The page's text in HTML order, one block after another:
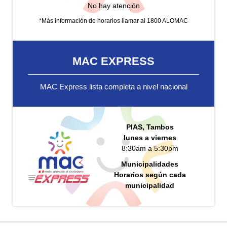
No hay atención
*Más información de horarios llamar al 1800 ALOMAC
MAC EXPRESS
MAC Express lista completa a nivel nacional
PIAS, Tambos
lunes a viernes
8:30am a 5:30pm
Municipalidades
Horarios según cada
municipalidad